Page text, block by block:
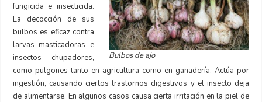
Bulbos de ajo
fungicida e insecticida.
La decocción de sus
bulbos es eficaz contra
larvas masticadoras e
insectos chupadores,
como pulgones tanto en agricultura como en ganadería. Actúa por
ingestión, causando ciertos trastornos digestivos y el insecto deja
de alimentarse. En algunos casos causa cierta irritación en la piel de